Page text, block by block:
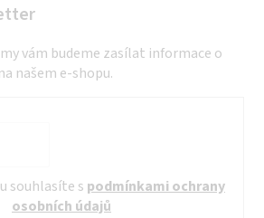
i
s
vám budeme zasílat informace o
našem e-shopu.
souhlasíte s podmínkami ochrany
osobních údajů